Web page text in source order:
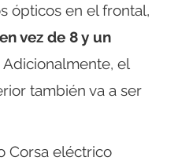
ópticos en el frontal,
vez de 8 y un
Adicionalmente, el
también va a ser
Corsa eléctrico